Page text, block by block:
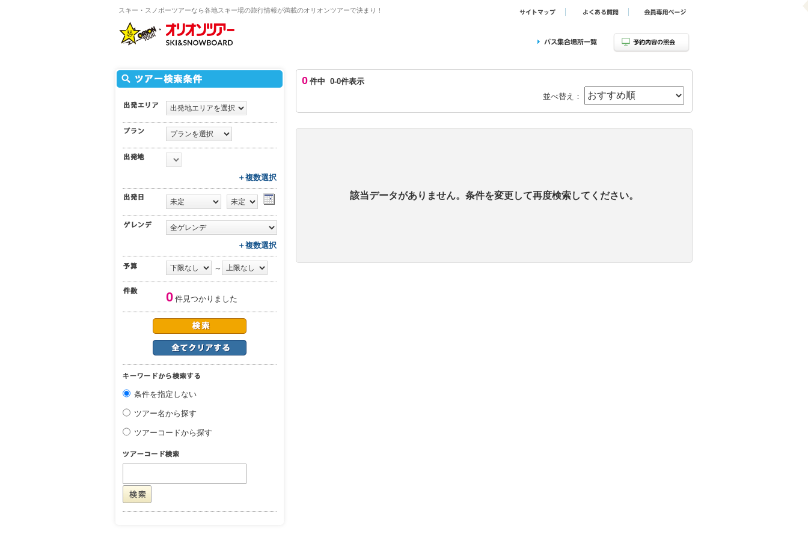
スキー・スノボーツアーなら各地スキー場の旅行情報が満載のオリオンツアーで決まり！
＋複数選択
＋複数選択
～
0 件見つかりました
条件を指定しない
ツアー名から探す
ツアーコードから探す
0 件中 0-0件表示
並べ替え：
該当データがありません。条件を変更して再度検索してください。